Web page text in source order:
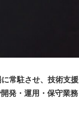
常駐させ、技術支援
発・運用・保守業務